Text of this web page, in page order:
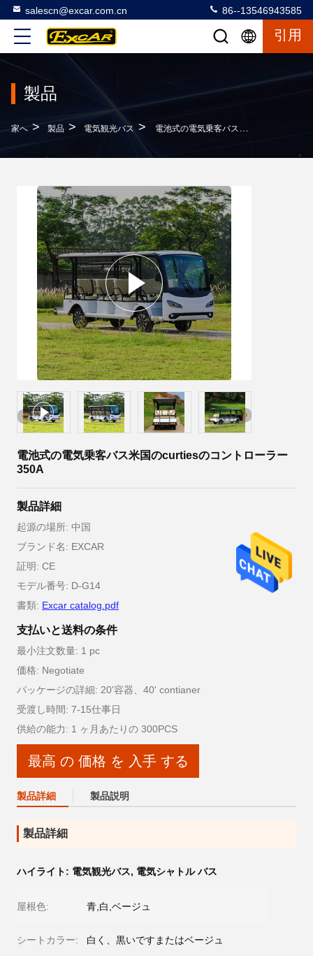
salescn@excar.com.cn 86--13546943585
引用
製品
家へ > 製品 > 電気観光バス > 電池式の電気乗客バス米国のcurtiesのコントローラー350A
電池式の電気乗客バス米国のcurtiesのコントローラー
350A
製品詳細
起源の場所: 中国
ブランド名: EXCAR
証明: CE
モデル番号: D-G14
書類: Excar catalog.pdf
支払いと送料の条件
最小注文数量: 1 pc
価格: Negotiate
パッケージの詳細: 20'容器、40' contianer
受渡し時間: 7-15仕事日
供給の能力: 1 ヶ月あたりの 300PCS
最高 の 価格 を 入手 する
製品詳細 製品説明
製品詳細
ハイライト: 電気観光バス, 電気シャトル バス
屋根色: 青,白,ベージュ
シートカラー: 白く、黒いですまたはベージュ